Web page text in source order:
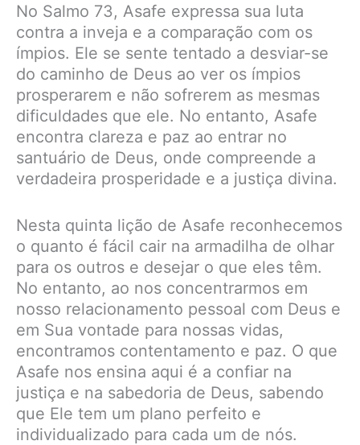
No Salmo 73, Asafe expressa sua luta
contra a inveja e a comparação com os
ímpios. Ele se sente tentado a desviar-se
do caminho de Deus ao ver os ímpios
prosperarem e não sofrerem as mesmas
dificuldades que ele. No entanto, Asafe
encontra clareza e paz ao entrar no
santuário de Deus, onde compreende a
verdadeira prosperidade e a justiça divina.
Nesta quinta lição de Asafe reconhecemos
o quanto é fácil cair na armadilha de olhar
para os outros e desejar o que eles têm.
No entanto, ao nos concentrarmos em
nosso relacionamento pessoal com Deus e
em Sua vontade para nossas vidas,
encontramos contentamento e paz. O que
Asafe nos ensina aqui é a confiar na
justiça e na sabedoria de Deus, sabendo
que Ele tem um plano perfeito e
individualizado para cada um de nós.